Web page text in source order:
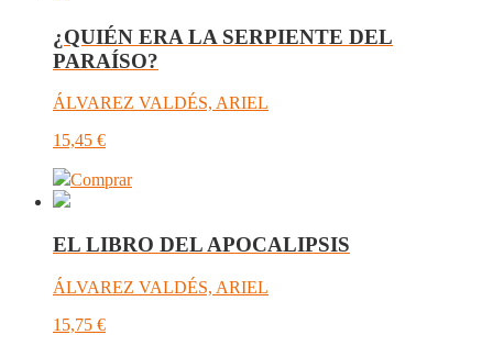
¿QUIÉN ERA LA SERPIENTE DEL
PARAÍSO?
ÁLVAREZ VALDÉS, ARIEL
15,45 €
Comprar
EL LIBRO DEL APOCALIPSIS
ÁLVAREZ VALDÉS, ARIEL
15,75 €